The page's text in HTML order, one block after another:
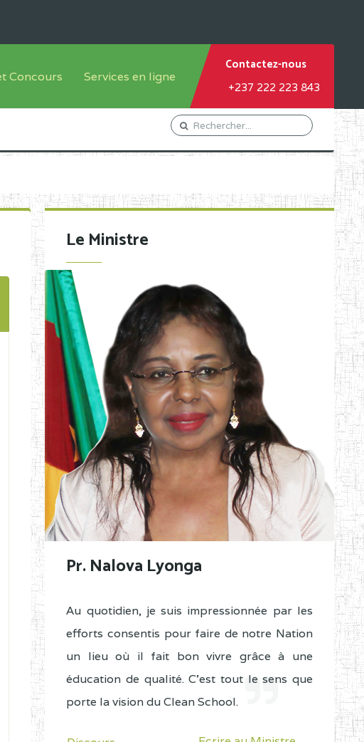
système francophone
Concours Services en ligne
Orientation Conseil
Gestion du Personnel
Demande de subvention
Contactez-nous
+237 222 223 843
Le Ministre
Pr. Nalova Lyonga
Au quotidien, je suis impressionnée par les
efforts consentis pour faire de notre Nation
un lieu où il fait bon vivre grâce à une
éducation de qualité. C'est tout le sens que
porte la vision du Clean School.